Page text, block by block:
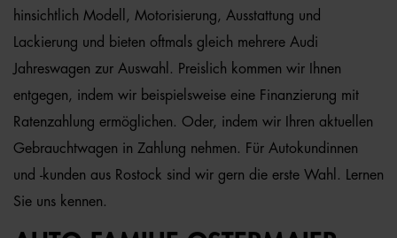
hinsichtlich Modell, Motorisierung, Ausstattung und
Lackierung und bieten oftmals gleich mehrere Audi
Jahreswagen zur Auswahl. Preislich kommen wir Ihnen
entgegen, indem wir beispielsweise eine Finanzierung mit
Ratenzahlung ermöglichen. Oder, indem wir Ihren aktuellen
Gebrauchtwagen in Zahlung nehmen. Für Autokundinnen
und -kunden aus Rostock sind wir gern die erste Wahl. Lernen
Sie uns kennen.